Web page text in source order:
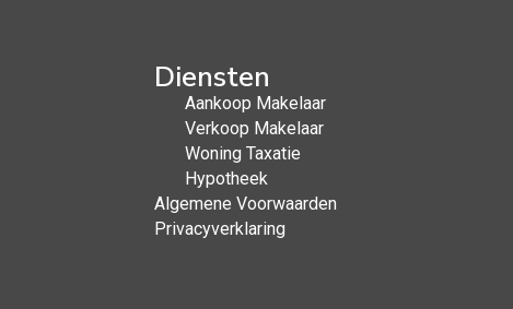
Diensten
Aankoop Makelaar
Verkoop Makelaar
Woning Taxatie
Hypotheek
Algemene Voorwaarden
Privacyverklaring